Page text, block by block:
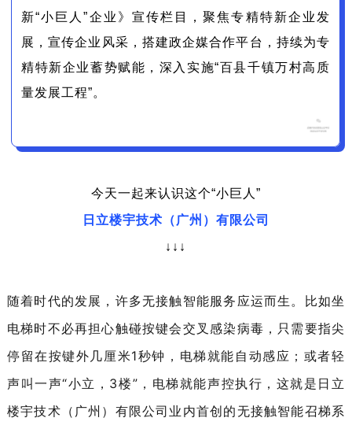
新“小巨人”企业》宣传栏目，聚焦专精特新企业发
展，宣传企业风采，搭建政企媒合作平台，持续为专
精特新企业蓄势赋能，深入实施“百县千镇万村高质
量发展工程”。
今天一起来认识这个“小巨人”
日立楼宇技术（广州）有限公司
↓↓↓
随着时代的发展，许多无接触智能服务应运而生。比如坐
电梯时不必再担心触碰按键会交叉感染病毒，只需要指尖
停留在按键外几厘米1秒钟，电梯就能自动感应；或者轻
声叫一声“小立，3楼”，电梯就能声控执行，这就是日立
楼宇技术（广州）有限公司业内首创的无接触智能召梯系